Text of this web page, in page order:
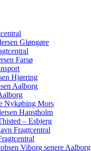
Gløngøre
Farsø
Hjørring
Aalborg
Nykøbing Mors
Hanstholm
– Esbjerg
Fragtcentral
Viborg senere Aalborg